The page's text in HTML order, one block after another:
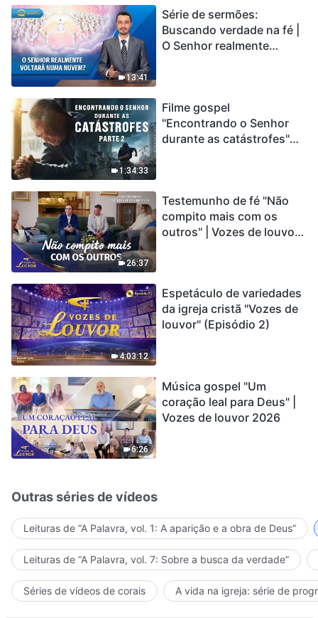
13:41
Série de sermões:
Buscando verdade na fé |
O Senhor realmente
1:34:33
Filme gospel
"Encontrando o Senhor
durante as catástrofes"
catástrofes ccontecem, a
humanidade está
entrando em contagem
26:37
Testemunho de fé "Não
compito mais com os
outros" | Vozes de louvor
4:03:12
Espetáculo de variedades
da igreja cristã "Vozes de
louvor" (Episódio 2)
6:26
Música gospel "Um
coração leal para Deus" |
Vozes de louvor 2026
Outras séries de vídeos
Leituras de “A Palavra, vol. 1: A aparição e a obra de Deus”
Leituras de “A Palavra, vol. 7: Sobre a busca da verdade”
Séries de vídeos de corais A vida na igreja: série de